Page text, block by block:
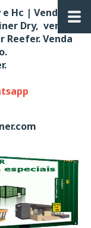
Hc | Venda de
Dry, venda
Reefer. Venda